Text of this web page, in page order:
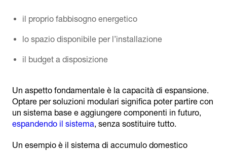
il proprio fabbisogno energetico
lo spazio disponibile per l’installazione
il budget a disposizione
Un aspetto fondamentale è la capacità di espansione.
Optare per soluzioni modulari significa poter partire con
un sistema base e aggiungere componenti in futuro,
espandendo il sistema, senza sostituire tutto.
Un esempio è il sistema di accumulo domestico